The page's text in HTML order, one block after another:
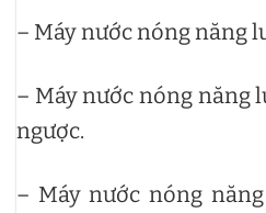
– Máy nước nóng năng
– Máy nước nóng năng
ngược.
– Máy nước nóng